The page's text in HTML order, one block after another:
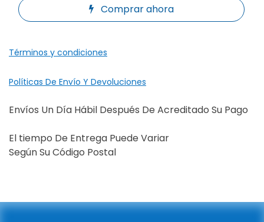
Comprar ahora
Términos y condiciones
Políticas De Envío Y Devoluciones
Envíos Un Día Hábil Después De Acreditado Su Pago
El tiempo De Entrega Puede Variar
Según Su Código Postal